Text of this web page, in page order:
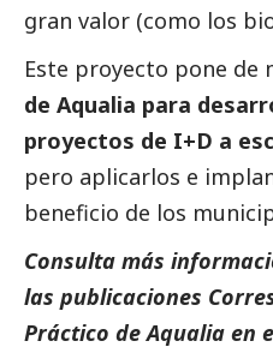
gran valor (como los
Este proyecto pone de
de Aqualia para
proyectos de I+D a
pero aplicarlos e
beneficio de los
Consulta más
las publicaciones
Práctico de Aqualia en